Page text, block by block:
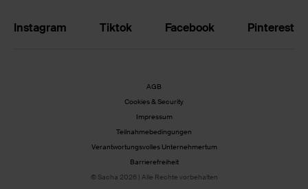
Instagram Tiktok Facebook Pinterest
AGB
Cookies & Security
Impressum
Teilnahmebedingungen
Verantwortungsvolles Unternehmertum
Barrierefreiheit
© Sacha 2026 | Alle Rechte vorbehalten